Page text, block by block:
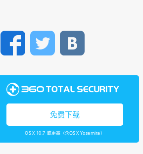
FacebookTwitter
免费下载
OS X 10.7 或更高（含OS X Yosemite）